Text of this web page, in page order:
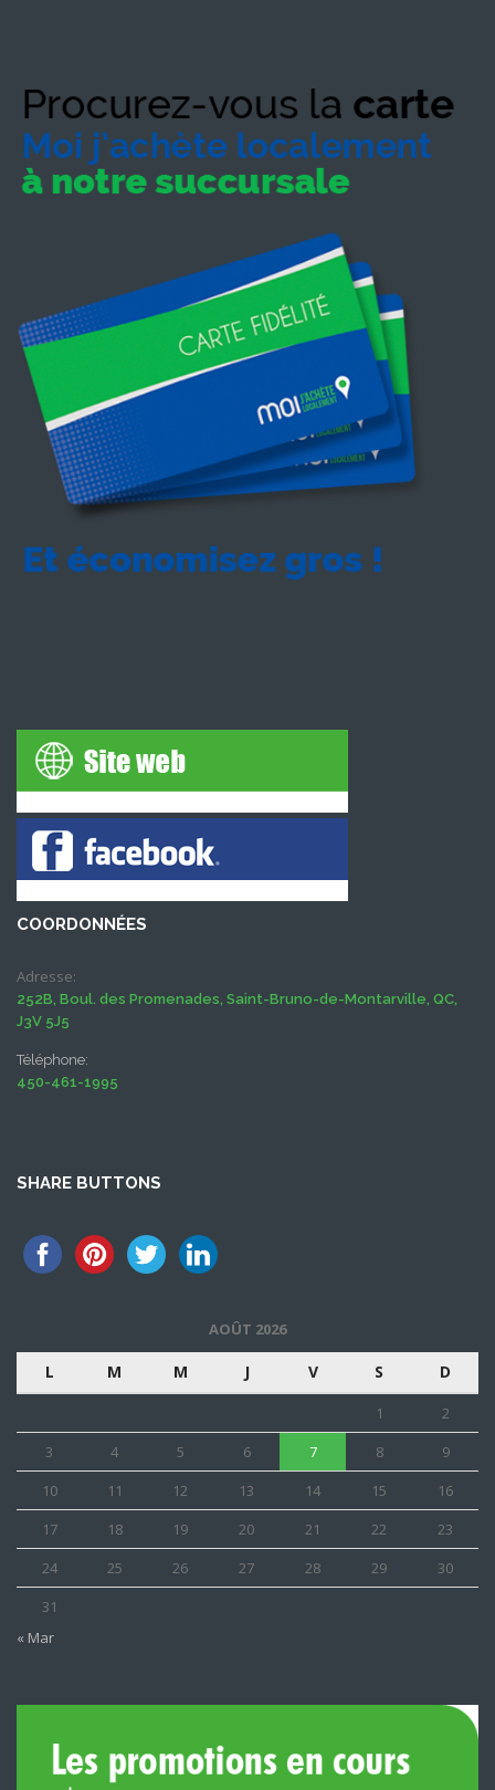
COORDONNÉES
Adresse:
252B, Boul. des Promenades, Saint-Bruno-de-Montarville, QC,
J3V 5J5
Téléphone:
450-461-1995
SHARE BUTTONS
AOÛT 2026
L M M J V S D
1
2
3
4 5 6 7 8
9
10
11 12 13 14 15
16
17
18 19 20 21 22
23
24
25 26 27 28 29
30
31
« Mar